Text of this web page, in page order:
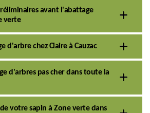
avant l'abattage
verte
d'arbre chez Claire à Cauzac
d'arbres pas cher dans toute la
votre sapin à Zone verte dans